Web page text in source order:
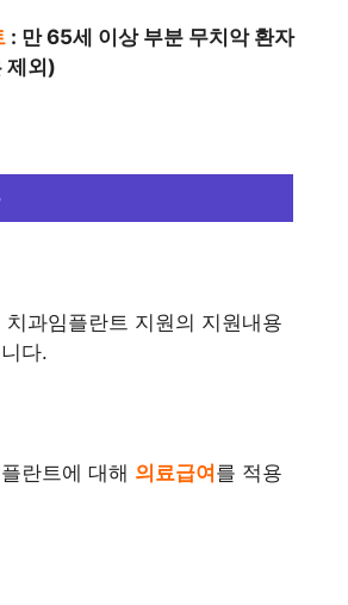
: 만 65세 이상 부분 무치악 환자
제외)
치과임플란트 지원의 지원내용
다.
란트에 대해 의료급여를 적용